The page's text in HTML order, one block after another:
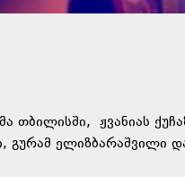
თბილისში, ჟვანიას
გურამ ელიზბარაშვილი